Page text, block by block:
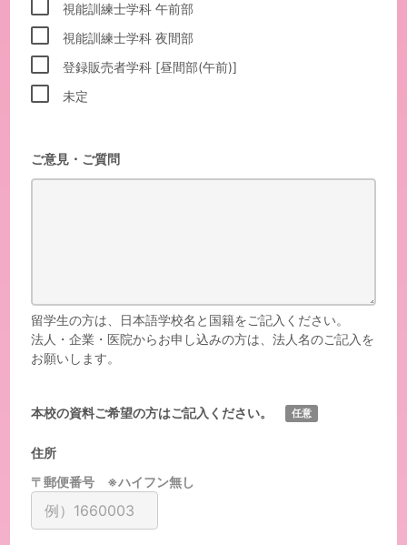
視能訓練士学科 午前部
視能訓練士学科 夜間部
登録販売者学科 [昼間部(午前)]
未定
ご意見・ご質問
留学生の方は、日本語学校名と国籍をご記入ください。
法人・企業・医院からお申し込みの方は、法人名のご記入を
お願いします。
本校の資料ご希望の方はご記入ください。 任意
住所
〒郵便番号 ※ハイフン無し